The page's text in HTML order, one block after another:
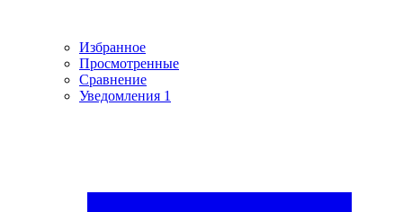
Избранное
Просмотренные
Сравнение
Уведомления 1